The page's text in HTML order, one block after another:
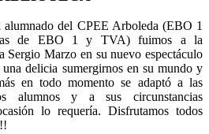
del CPEE Arboleda (EBO 1
de EBO 1 y TVA) fuimos a la
Marzo en su nuevo espectáculo
delicia sumergirnos en su mundo y
en todo momento se adaptó a las
alumnos y a sus circunstancias
lo requería. Disfrutamos todos